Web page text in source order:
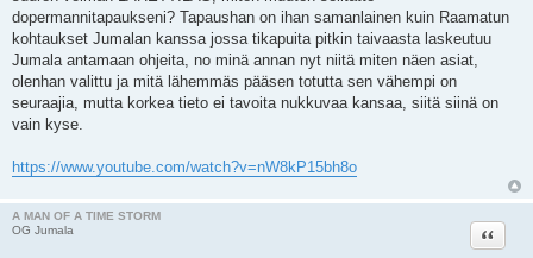
dopermannitapaukseni? Tapaushan on ihan samanlainen kuin Raamatun
kohtaukset Jumalan kanssa jossa tikapuita pitkin taivaasta laskeutuu
Jumala antamaan ohjeita, no minä annan nyt niitä miten näen asiat,
olenhan valittu ja mitä lähemmäs pääsen totutta sen vähempi on
seuraajia, mutta korkea tieto ei tavoita nukkuvaa kansaa, siitä siinä on
vain kyse.
https://www.youtube.com/watch?v=nW8kP15bh8o
A MAN OF A TIME STORM
OG Jumala
Lainaa